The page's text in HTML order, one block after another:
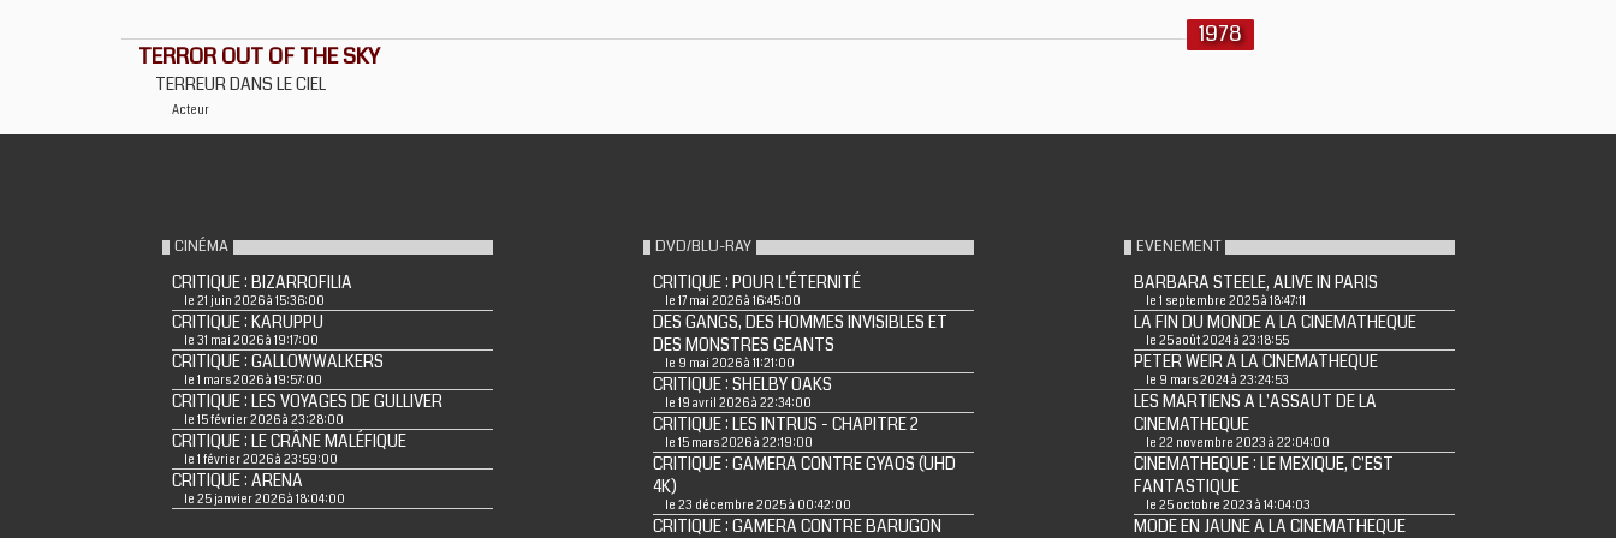
1978
TERROR OUT OF THE SKY
TERREUR DANS LE CIEL
Acteur
CINÉMA
CRITIQUE : BIZARROFILIA
le 21 juin 2026 à 15:36:00
CRITIQUE : KARUPPU
le 31 mai 2026 à 19:17:00
CRITIQUE : GALLOWWALKERS
le 1 mars 2026 à 19:57:00
CRITIQUE : LES VOYAGES DE GULLIVER
le 15 février 2026 à 23:28:00
CRITIQUE : LE CRÂNE MALÉFIQUE
le 1 février 2026 à 23:59:00
CRITIQUE : ARENA
le 25 janvier 2026 à 18:04:00
DVD/BLU-RAY
CRITIQUE : POUR L'ÉTERNITÉ
le 17 mai 2026 à 16:45:00
DES GANGS, DES HOMMES INVISIBLES ET
DES MONSTRES GEANTS
le 9 mai 2026 à 11:21:00
CRITIQUE : SHELBY OAKS
le 19 avril 2026 à 22:34:00
CRITIQUE : LES INTRUS - CHAPITRE 2
le 15 mars 2026 à 22:19:00
CRITIQUE : GAMERA CONTRE GYAOS (UHD
4K)
le 23 décembre 2025 à 00:42:00
CRITIQUE : GAMERA CONTRE BARUGON
EVENEMENT
BARBARA STEELE, ALIVE IN PARIS
le 1 septembre 2025 à 18:47:11
LA FIN DU MONDE A LA CINEMATHEQUE
le 25 août 2024 à 23:18:55
PETER WEIR A LA CINEMATHEQUE
le 9 mars 2024 à 23:24:53
LES MARTIENS A L'ASSAUT DE LA
CINEMATHEQUE
le 22 novembre 2023 à 22:04:00
CINEMATHEQUE : LE MEXIQUE, C'EST
FANTASTIQUE
le 25 octobre 2023 à 14:04:03
MODE EN JAUNE A LA CINEMATHEQUE